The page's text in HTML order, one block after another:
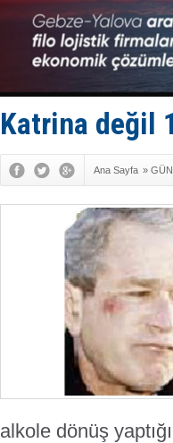
Katrina değil
Ana Sayfa »
alkole dönüş